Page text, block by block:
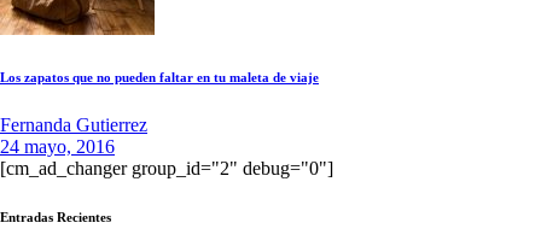
Los zapatos que no pueden faltar en tu maleta de viaje
Fernanda Gutierrez
24 mayo, 2016
[cm_ad_changer group_id="2" debug="0"]
Entradas Recientes